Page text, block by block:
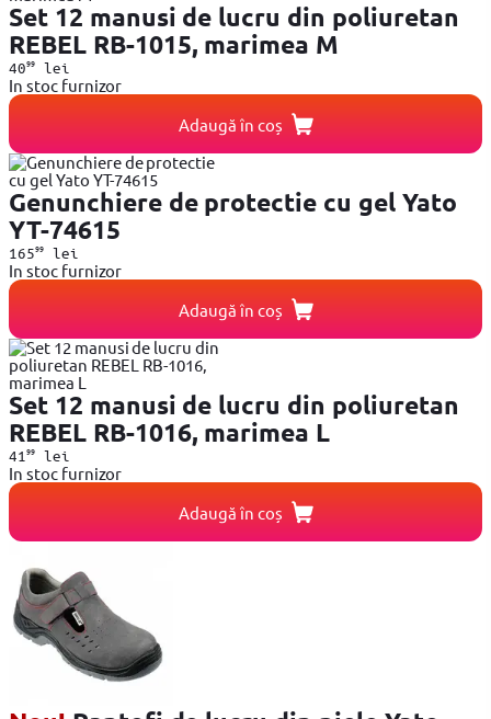
Set 12 manusi de lucru din poliuretan
REBEL RB-1015, marimea M
4099lei
In stoc furnizor
Adaugă în coș
Genunchiere de protectie cu gel Yato
YT-74615
16599lei
In stoc furnizor
Adaugă în coș
Set 12 manusi de lucru din poliuretan
REBEL RB-1016, marimea L
41 99lei
In stoc furnizor
Adaugă în coș